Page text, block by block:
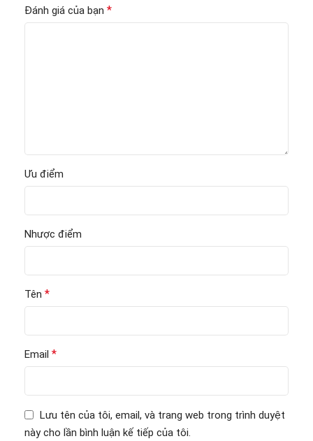
Đánh giá của bạn *
Ưu điểm
Nhược điểm
Tên *
Email *
Lưu tên của tôi, email, và trang web trong trình duyệt
này cho lần bình luận kế tiếp của tôi.